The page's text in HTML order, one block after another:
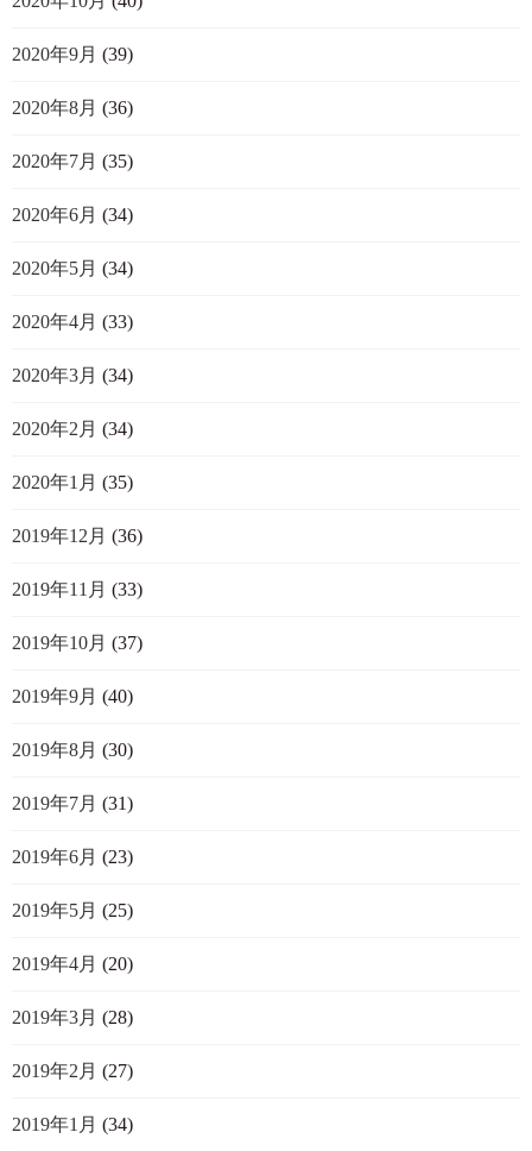
2020年9月 (39)
2020年8月 (36)
2020年7月 (35)
2020年6月 (34)
2020年5月 (34)
2020年4月 (33)
2020年3月 (34)
2020年2月 (34)
2020年1月 (35)
2019年12月 (36)
2019年11月 (33)
2019年10月 (37)
2019年9月 (40)
2019年8月 (30)
2019年7月 (31)
2019年6月 (23)
2019年5月 (25)
2019年4月 (20)
2019年3月 (28)
2019年2月 (27)
2019年1月 (34)